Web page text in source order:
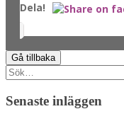
Dela!
Search
for:
Senaste inläggen